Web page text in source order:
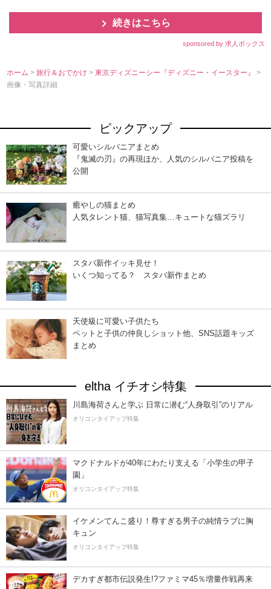
続きはこちら
sponsored by 求人ボックス
ホーム >旅行＆おでかけ>東京ディズニーシー『ディズニー・イースター』>
画像・写真詳細
ピックアップ
可愛いシルバニアまとめ
『鬼滅の刃』の再現ほか、人気のシルバニア投稿を
公開
癒やしの猫まとめ
人気タレント猫、猫写真集…キュートな猫ズラリ
スタバ新作イッキ見せ！
いくつ知ってる？ スタバ新作まとめ
天使級に可愛い子供たち
ペットと子供の仲良しショット他、SNS話題キッズ
まとめ
eltha イチオシ特集
川島海荷さんと学ぶ 日常に潜む“人身取引”のリアル
オリコンタイアップ特集
マクドナルドが40年にわたり支える「小学生の甲子
園」
オリコンタイアップ特集
イケメンてんこ盛り！尊すぎる男子の純情ラブに胸
キュン
オリコンタイアップ特集
デカすぎ都市伝説発生!?ファミマ45％増量作戦再来